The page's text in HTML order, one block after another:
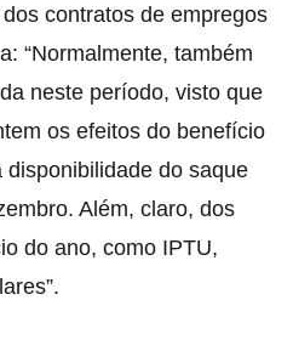
contratos de empregos
“Normalmente, também
neste período, visto que
os efeitos do benefício
do saque
Além, claro, dos
do ano, como IPTU,